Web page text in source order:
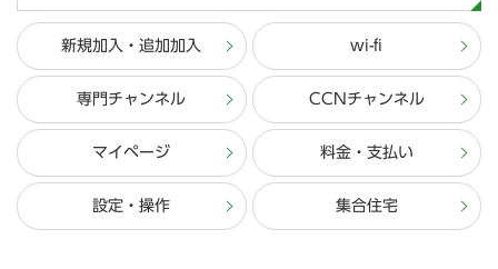
新規加入・追加加入 wi-fi
専門チャンネル CCNチャンネル
マイページ 料金・支払い
設定・操作 集合住宅